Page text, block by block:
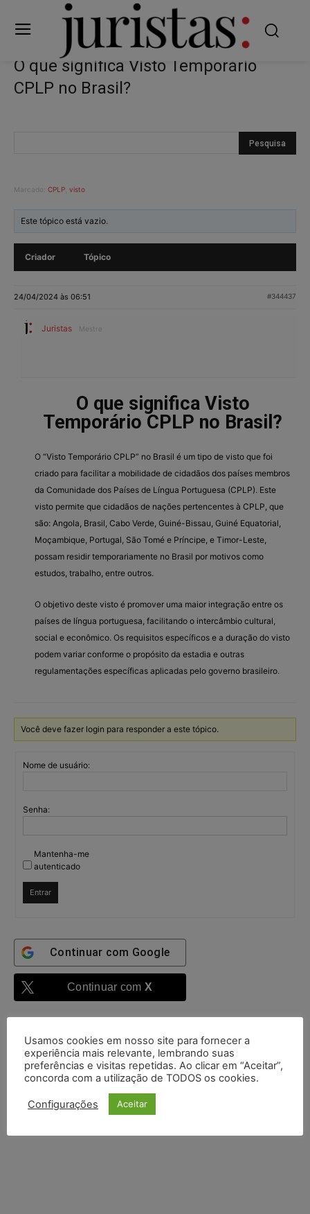
O que significa Visto Temporário
CPLP no Brasil?
Marcado: CPLP visto
Este tópico está vazio.
Criador Tópico
24/04/2024 às 06:51 #344437
Juristas Mestre
O que significa Visto
Temporário CPLP no Brasil?
O “Visto Temporário CPLP” no Brasil é um tipo de visto que foi
criado para facilitar a mobilidade de cidadãos dos países membros
da Comunidade dos Países de Língua Portuguesa (CPLP). Este
visto permite que cidadãos de nações pertencentes à CPLP, que
são: Angola, Brasil, Cabo Verde, Guiné-Bissau, Guiné Equatorial,
Moçambique, Portugal, São Tomé e Príncipe, e Timor-Leste,
possam residir temporariamente no Brasil por motivos como
estudos, trabalho, entre outros.
O objetivo deste visto é promover uma maior integração entre os
países de língua portuguesa, facilitando o intercâmbio cultural,
social e econômico. Os requisitos específicos e a duração do visto
podem variar conforme o propósito da estadia e outras
regulamentações específicas aplicadas pelo governo brasileiro.
Você deve fazer login para responder a este tópico.
Nome de usuário:
Senha:
Mantenha-me
autenticado
Entrar
Continuar com Google
Continuar com X
Usamos cookies em nosso site para fornecer a
experiência mais relevante, lembrando suas
preferências e visitas repetidas. Ao clicar em “Aceitar”,
concorda com a utilização de TODOS os cookies.
Configurações Aceitar